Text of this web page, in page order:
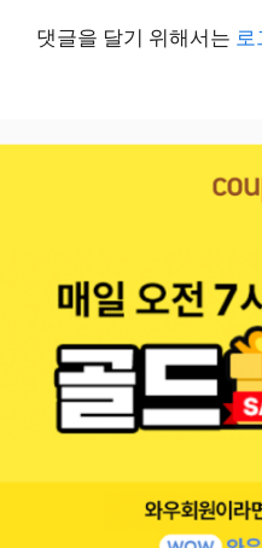
댓글을 달기 위해서는 로